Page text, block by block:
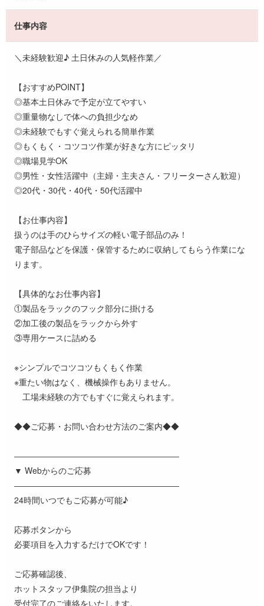
仕事内容
＼未経験歓迎♪ 土日休みの人気軽作業／
【おすすめPOINT】
◎基本土日休みで予定が立てやすい
◎重量物なしで体への負担少なめ
◎未経験でもすぐ覚えられる簡単作業
◎もくもく・コツコツ作業が好きな方にピッタリ
◎職場見学OK
◎男性・女性活躍中（主婦・主夫さん・フリーターさん歓迎）
◎20代・30代・40代・50代活躍中
【お仕事内容】
扱うのは手のひらサイズの軽い電子部品のみ！
電子部品などを保護・保管するために収納してもらう作業にな
ります。
【具体的なお仕事内容】
①製品をラックのフック部分に掛ける
②加工後の製品をラックから外す
③専用ケースに詰める
※シンプルでコツコツもくもく作業
※重たい物はなく、機械操作もありません。
工場未経験の方でもすぐに覚えられます。
◆◆ご応募・お問い合わせ方法のご案内◆◆
――――――――――――――――――――
▼ Webからのご応募
――――――――――――――――――――
24時間いつでもご応募が可能♪
応募ボタンから
必要項目を入力するだけでOKです！
ご応募確認後、
ホットスタッフ伊集院の担当より
受付完了のご連絡をいたします。